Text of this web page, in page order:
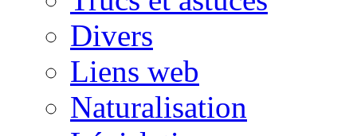
Divers
Liens web
Naturalisation